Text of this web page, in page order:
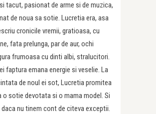
tacut, pasionat de arme si de muzica,
de noua sa sotie. Lucretia era, asa
cronicile vremii, gratioasa, cu
fata prelunga, par de aur, ochi
frumoasa cu dinti albi, stralucitori.
faptura emana energie si veselie. La
de noul ei sot, Lucretia promitea
o sotie devotata si o mama model. Si
nu tinem cont de citeva exceptii.